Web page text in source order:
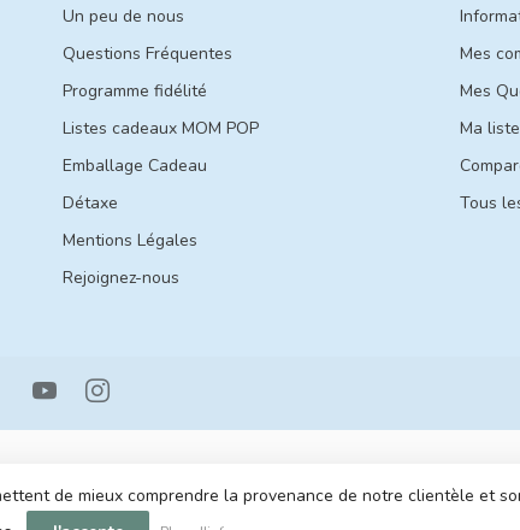
Un peu de nous
Questions Fréquentes
Programme fidélité
Listes cadeaux MOM POP
Emballage Cadeau
Détaxe
Mentions Légales
Rejoignez-nous
Mes
Mes
Ma
Tous
de mieux comprendre la provenance de notre clientèle et